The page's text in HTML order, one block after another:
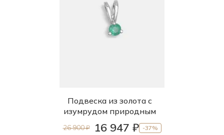
Подвеска из золота с
изумрудом природным
26 900 ₽ 16 947 ₽ -37%